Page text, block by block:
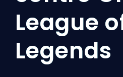
League
Legends